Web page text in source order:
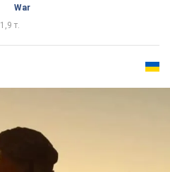
War
1,9 т.